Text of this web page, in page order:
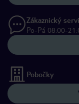
Zákaznický
Po-Pá 08:00-
Pobočky